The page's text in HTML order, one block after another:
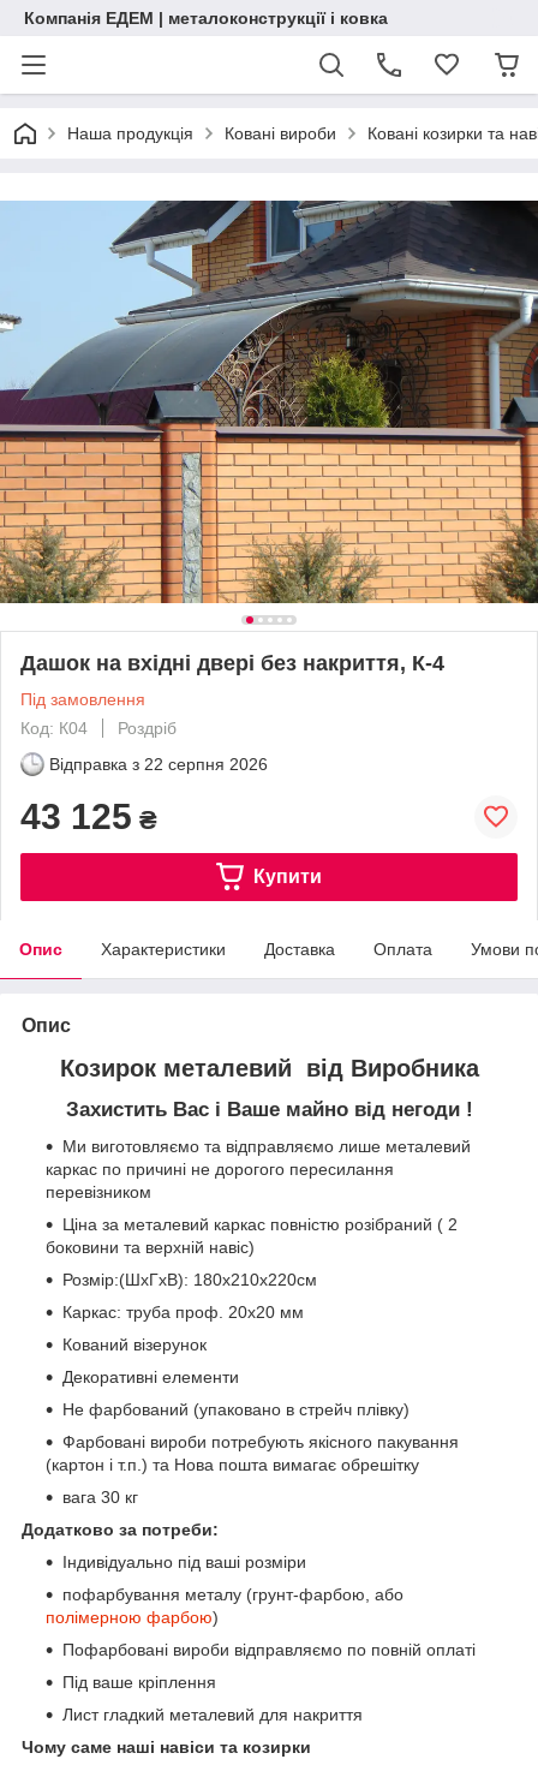
Компанія ЕДЕМ | металоконструкції і ковка
Наша продукція Ковані вироби Ковані козирки та
Дашок на вхідні двері без накриття, К-4
Під замовлення
Код: К04
Роздріб
Відправка з 22 серпня 2026
43 125 ₴
Купити
Опис Характеристики Доставка Оплата Умови
Опис
Козирок металевий від Виробника
Захистить Вас і Ваше майно від негоди !
Ми виготовляємо та відправляємо лише металевий
каркас по причині не дорогого пересилання
перевізником
Ціна за металевий каркас повністю розібраний ( 2
боковини та верхній навіс)
Розмір:(ШхГхВ): 180х210х220см
Каркас: труба проф. 20х20 мм
Кований візерунок
Декоративні елементи
Не фарбований (упаковано в стрейч плівку)
Фарбовані вироби потребують якісного пакування
(картон і т.п.) та Нова пошта вимагає обрешітку
вага 30 кг
Додатково за потреби:
Індивідуально під ваші розміри
пофарбування металу (грунт-фарбою, або
полімерною фарбою)
Пофарбовані вироби відправляємо по повній оплаті
Під ваше кріплення
Лист гладкий металевий для накриття
Чому саме наші навіси та козирки